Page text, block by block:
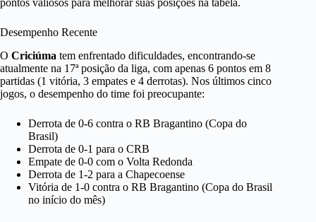
pontos valiosos para melhorar suas posições na tabela.
Desempenho Recente
O Criciúma tem enfrentado dificuldades, encontrando-se
atualmente na 17ª posição da liga, com apenas 6 pontos em 8
partidas (1 vitória, 3 empates e 4 derrotas). Nos últimos cinco
jogos, o desempenho do time foi preocupante:
Derrota de 0-6 contra o RB Bragantino (Copa do
Brasil)
Derrota de 0-1 para o CRB
Empate de 0-0 com o Volta Redonda
Derrota de 1-2 para a Chapecoense
Vitória de 1-0 contra o RB Bragantino (Copa do Brasil
no início do mês)